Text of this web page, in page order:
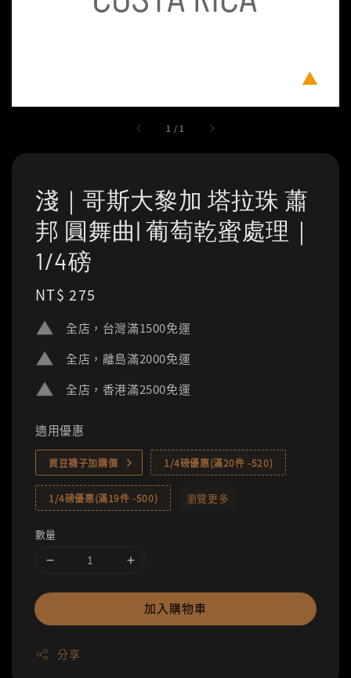
1 / 1
淺｜哥斯大黎加 塔拉珠 蕭
邦 圓舞曲| 葡萄乾蜜處理｜
1/4磅
Regular
NT$ 275
全店，台灣滿1500免運
全店，離島滿2000免運
全店，香港滿2500免運
適用優惠
買豆襪子加購價 1/4磅優惠(滿20件 -520)
1/4磅優惠(滿19件 -500) 瀏覽更多
數量
加入購物車
分享